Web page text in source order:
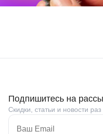
Подпишитесь на
Скидки, статьи и новости